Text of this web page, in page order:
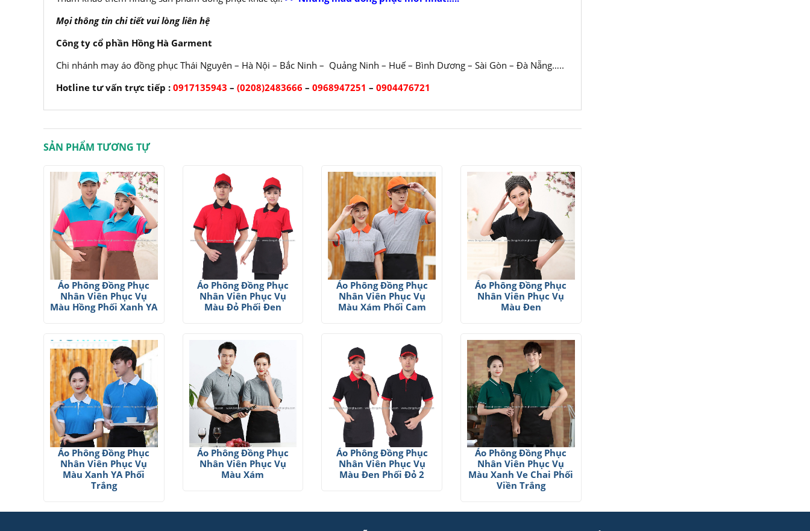
Mọi thông tin chi tiết vui lòng liên hệ
Công ty cổ phần Hồng Hà Garment
Chi nhánh may áo đồng phục Thái Nguyên – Hà Nội – Bắc Ninh – Quảng Ninh – Huế – Bình Dương – Sài Gòn – Đà Nẵng…..
Hotline tư vấn trực tiếp : 0917135943 – (0208)2483666 – 0968947251 – 0904476721
SẢN PHẨM TƯƠNG TỰ
Áo Phông Đồng Phục
Nhân Viên Phục Vụ
Màu Hồng Phối Xanh YA
Áo Phông Đồng Phục
Nhân Viên Phục Vụ
Màu Đỏ Phối Đen
Áo Phông Đồng Phục
Nhân Viên Phục Vụ
Màu Xám Phối Cam
Áo Phông Đồng Phục
Nhân Viên Phục Vụ
Màu Đen
Áo Phông Đồng Phục
Nhân Viên Phục Vụ
Màu Xanh YA Phối
Trắng
Áo Phông Đồng Phục
Nhân Viên Phục Vụ
Màu Xám
Áo Phông Đồng Phục
Nhân Viên Phục Vụ
Màu Đen Phối Đỏ 2
Áo Phông Đồng Phục
Nhân Viên Phục Vụ
Màu Xanh Ve Chai Phối
Viền Trắng